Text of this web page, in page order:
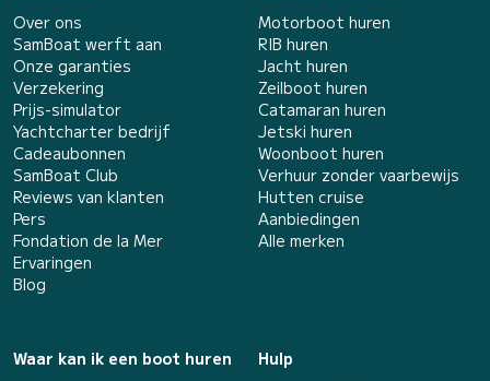
Over ons
SamBoat werft aan
Onze garanties
Verzekering
Prijs-simulator
Yachtcharter bedrijf
Cadeaubonnen
SamBoat Club
Reviews van klanten
Pers
Fondation de la Mer
Ervaringen
Blog
Motorboot huren
RIB huren
Jacht huren
Zeilboot huren
Catamaran huren
Jetski huren
Woonboot huren
Verhuur zonder vaarbewijs
Hutten cruise
Aanbiedingen
Alle merken
Waar kan ik een boot huren
Hulp